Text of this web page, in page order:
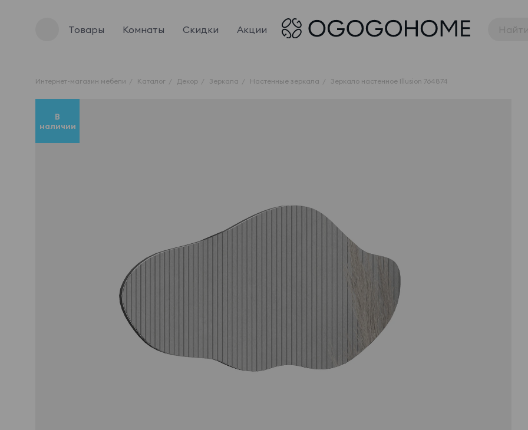
Товары Комнаты Скидки Акции
Интернет-магазин мебели Каталог Декор Зеркала Настенные зеркала Зеркало настенное Illusion 764874
В
наличии